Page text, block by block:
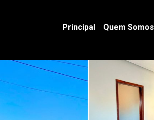
Principal Quem Somos